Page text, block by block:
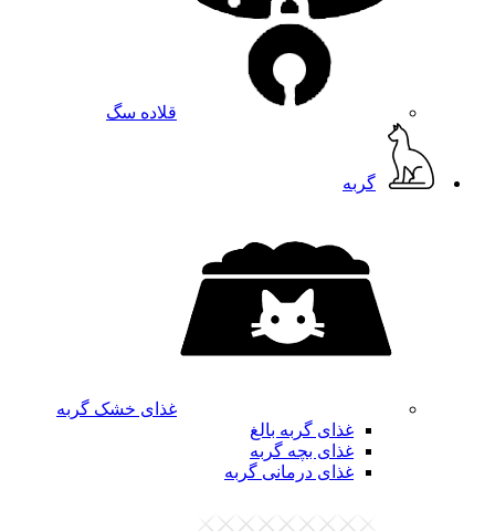
قلاده سگ
گربه
غذای خشک گربه
غذای گربه بالغ
غذای بچه گربه
غذای درمانی گربه